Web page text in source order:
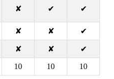
✘ ✔ ✔
✘ ✘ ✔
✘ ✘ ✔
10 10 10